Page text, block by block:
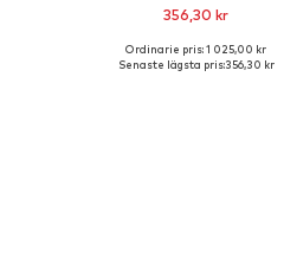
356,30 kr
Tillgängliga storlekar: XS-S
Ordinarie pris: 1 025,00 kr
Senaste lägsta pris:356,30 kr